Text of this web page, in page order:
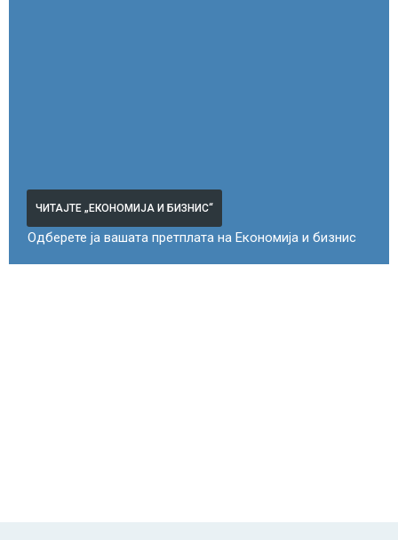
ЧИТАЈТЕ „ЕКОНОМИЈА И БИЗНИС“
Одберете ја вашата претплата на Економија и бизнис